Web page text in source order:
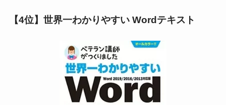
【4位】世界一わかりやすい Wordテキスト